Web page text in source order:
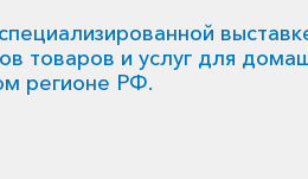
товаров и услуг для
регионе РФ.